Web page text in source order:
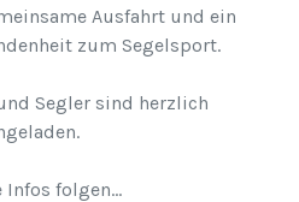
Ausfahrt und ein
zum Segelsport.
Segler sind herzlich
Infos folgen...